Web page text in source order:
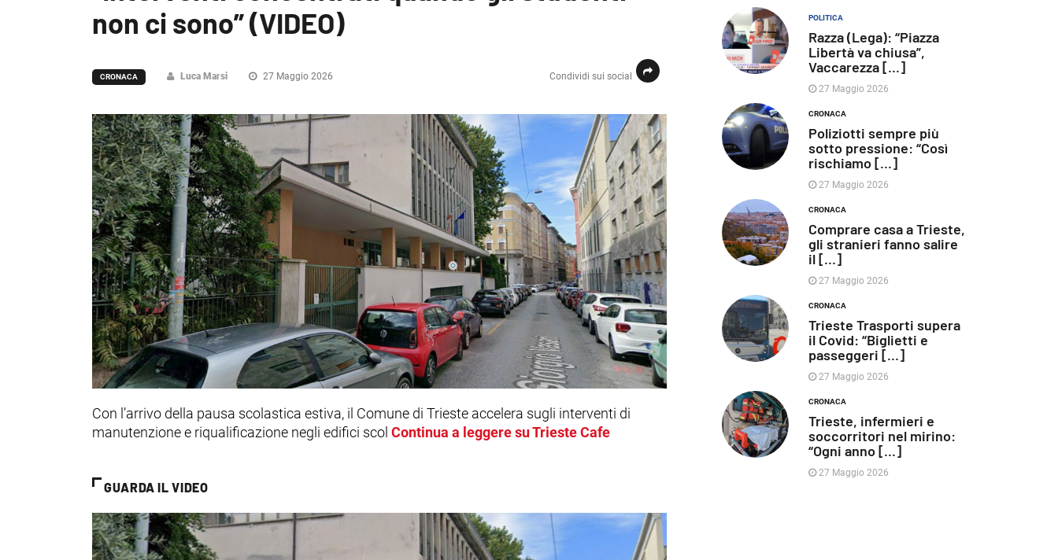
non ci sono” (VIDEO)
Condividi sui social
CRONACA Luca Marsi 27 Maggio 2026
Con l’arrivo della pausa scolastica estiva, il Comune di Trieste accelera sugli interventi di
manutenzione e riqualificazione negli edifici scol Continua a leggere su Trieste Cafe
GUARDA IL VIDEO
POLITICA
Razza (Lega): “Piazza
Libertà va chiusa”,
Vaccarezza [...]
27 Maggio 2026
CRONACA
Poliziotti sempre più
sotto pressione: “Così
rischiamo [...]
27 Maggio 2026
CRONACA
Comprare casa a Trieste,
gli stranieri fanno salire
il [...]
27 Maggio 2026
CRONACA
Trieste Trasporti supera
il Covid: “Biglietti e
passeggeri [...]
27 Maggio 2026
CRONACA
Trieste, infermieri e
soccorritori nel mirino:
“Ogni anno [...]
27 Maggio 2026